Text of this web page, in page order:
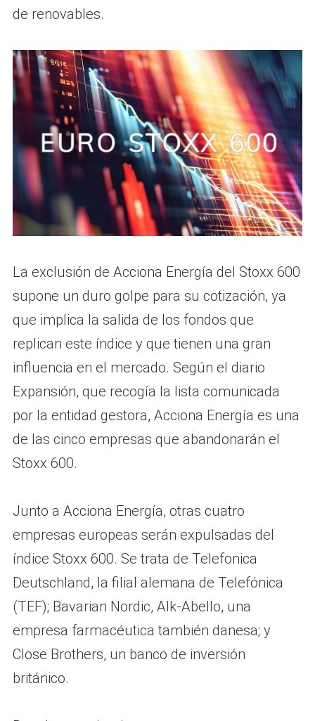
de renovables.
La exclusión de Acciona Energía del Stoxx 600
supone un duro golpe para su cotización, ya
que implica la salida de los fondos que
replican este índice y que tienen una gran
influencia en el mercado. Según el diario
Expansión, que recogía la lista comunicada
por la entidad gestora, Acciona Energía es una
de las cinco empresas que abandonarán el
Stoxx 600.
Junto a Acciona Energía, otras cuatro
empresas europeas serán expulsadas del
índice Stoxx 600. Se trata de Telefonica
Deutschland, la filial alemana de Telefónica
(TEF); Bavarian Nordic, Alk-Abello, una
empresa farmacéutica también danesa; y
Close Brothers, un banco de inversión
británico.